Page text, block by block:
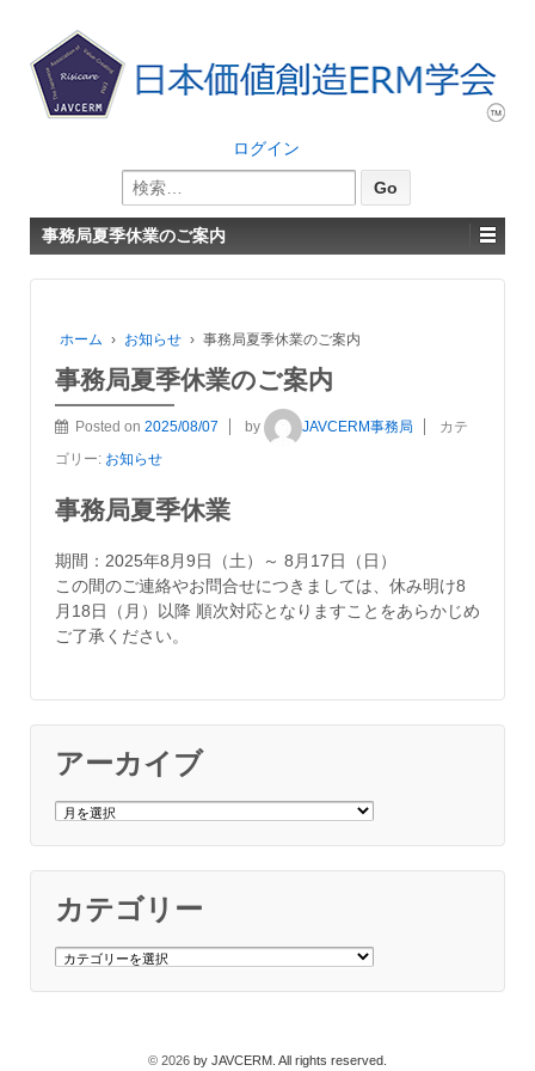
ログイン
検
索:
事務局夏季休業のご案内
ホーム › お知らせ › 事務局夏季休業のご案内
事務局夏季休業のご案内
Posted on 2025/08/07 by JAVCERM事務局
カテ
ゴリー: お知らせ
事務局夏季休業
期間：2025年8月9日（土）～ 8月17日（日）
この間のご連絡やお問合せにつきましては、休み明け8
月18日（月）以降 順次対応となりますことをあらかじめ
ご了承ください。
アーカイブ
カ
カテゴリー
ゴ
© 2026 by JAVCERM. All rights reserved.